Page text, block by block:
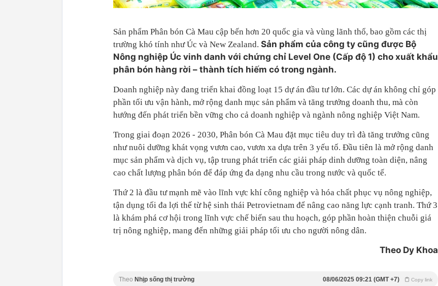
Sản phẩm Phân bón Cà Mau cập bến hơn 20 quốc gia và vùng lãnh thổ, bao gồm các thị
trường khó tính như Úc và New Zealand. Sản phẩm của công ty cũng được Bộ
Nông nghiệp Úc vinh danh với chứng chỉ Level One (Cấp độ 1) cho xuất khẩu
phân bón hàng rời – thành tích hiếm có trong ngành.
Doanh nghiệp này đang triển khai đồng loạt 15 dự án đầu tư lớn. Các dự án không chỉ góp
phần tối ưu vận hành, mở rộng danh mục sản phẩm và tăng trưởng doanh thu, mà còn
hướng đến phát triển bền vững cho cả doanh nghiệp và ngành nông nghiệp Việt Nam.
Trong giai đoạn 2026 - 2030, Phân bón Cà Mau đặt mục tiêu duy trì đà tăng trưởng cũng
như nuôi dưỡng khát vọng vươn cao, vươn xa dựa trên 3 yếu tố. Đầu tiên là mở rộng danh
mục sản phẩm và dịch vụ, tập trung phát triển các giải pháp dinh dưỡng toàn diện, nâng
cao chất lượng phân bón để đáp ứng đa dạng nhu cầu trong nước và quốc tế.
Thứ 2 là đầu tư mạnh mẽ vào lĩnh vực khí công nghiệp và hóa chất phục vụ nông nghiệp,
tận dụng tối đa lợi thế từ hệ sinh thái Petrovietnam để nâng cao năng lực cạnh tranh. Thứ 3
là khám phá cơ hội trong lĩnh vực chế biến sau thu hoạch, góp phần hoàn thiện chuỗi giá
trị nông nghiệp, mang đến những giải pháp tối ưu cho người nông dân.
Theo Dy Khoa
Theo Nhịp sống thị trường Copy link
08/06/2025 09:21 (GMT +7)